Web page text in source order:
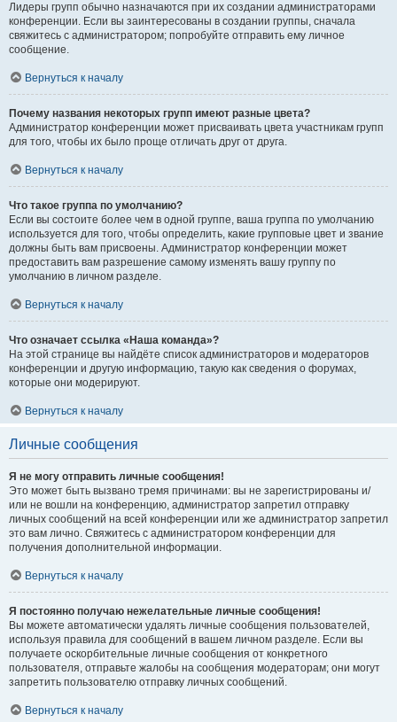
Лидеры групп обычно назначаются при их создании администраторами
конференции. Если вы заинтересованы в создании группы, сначала
свяжитесь с администратором; попробуйте отправить ему личное
сообщение.
Вернуться к началу
Почему названия некоторых групп имеют разные цвета?
Администратор конференции может присваивать цвета участникам групп
для того, чтобы их было проще отличать друг от друга.
Вернуться к началу
Что такое группа по умолчанию?
Если вы состоите более чем в одной группе, ваша группа по умолчанию
используется для того, чтобы определить, какие групповые цвет и звание
должны быть вам присвоены. Администратор конференции может
предоставить вам разрешение самому изменять вашу группу по
умолчанию в личном разделе.
Вернуться к началу
Что означает ссылка «Наша команда»?
На этой странице вы найдёте список администраторов и модераторов
конференции и другую информацию, такую как сведения о форумах,
которые они модерируют.
Вернуться к началу
Личные сообщения
Я не могу отправить личные сообщения!
Это может быть вызвано тремя причинами: вы не зарегистрированы и/
или не вошли на конференцию, администратор запретил отправку
личных сообщений на всей конференции или же администратор запретил
это вам лично. Свяжитесь с администратором конференции для
получения дополнительной информации.
Вернуться к началу
Я постоянно получаю нежелательные личные сообщения!
Вы можете автоматически удалять личные сообщения пользователей,
используя правила для сообщений в вашем личном разделе. Если вы
получаете оскорбительные личные сообщения от конкретного
пользователя, отправьте жалобы на сообщения модераторам; они могут
запретить пользователю отправку личных сообщений.
Вернуться к началу